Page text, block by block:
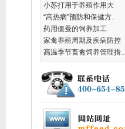
小苏打用于养殖作用大
“高热病”预防和保健方..
药用僵蚕的饲养加工
家禽养殖周期及疾病防控
高温季节畜禽饲养管理措..